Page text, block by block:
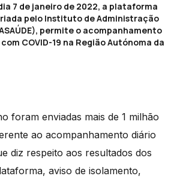
7 de janeiro de 2022, a plataforma
pelo Instituto de Administração
permite o acompanhamento
COVID-19 na Região Autónoma da
foram enviadas mais de 1 milhão
ao acompanhamento diário
diz respeito aos resultados dos
aviso de isolamento,